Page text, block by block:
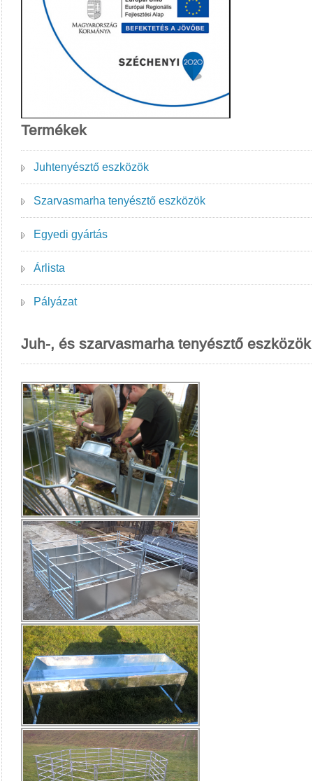
Termékek
Juhtenyésztő eszközök
Szarvasmarha tenyésztő eszközök
Egyedi gyártás
Árlista
Pályázat
Juh-, és szarvasmarha tenyésztő eszközök